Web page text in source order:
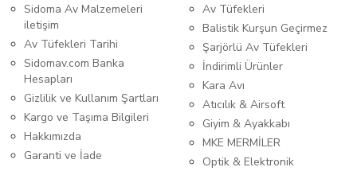
Sidoma Av Malzemeleri
iletişim
Av Tüfekleri Tarihi
Sidomav.com Banka
Hesapları
Gizlilik ve Kullanım Şartları
Kargo ve Taşıma Bilgileri
Hakkımızda
Garanti ve İade
Av Tüfekleri
Balistik Kurşun Geçirmez
Şarjörlü Av Tüfekleri
İndirimli Ürünler
Kara Avı
Atıcılık & Airsoft
Giyim & Ayakkabı
MKE MERMİLER
Optik & Elektronik